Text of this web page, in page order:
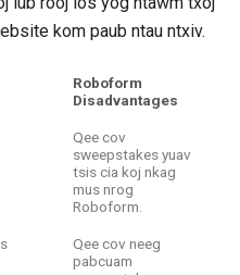
kom paub ntau ntxiv.
Roboform
Disadvantages
Qee cov
sweepstakes yuav
tsis cia koj nkag
mus nrog
Roboform.
Qee cov neeg
pabcuam